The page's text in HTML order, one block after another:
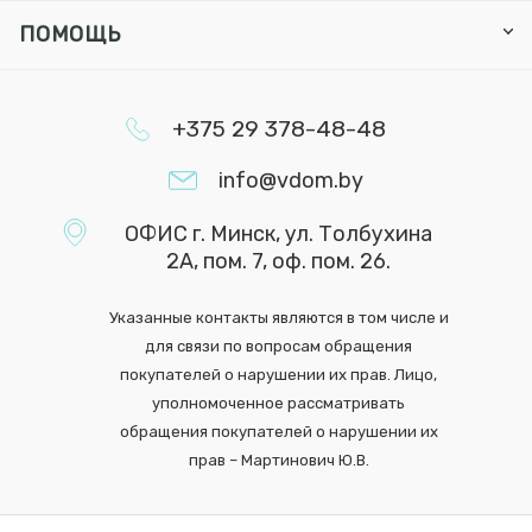
ПОМОЩЬ
+375 29 378-48-48
info@vdom.by
ОФИС г. Минск, ул. Толбухина
2А, пом. 7, оф. пом. 26.
Указанные контакты являются в том числе и
для связи по вопросам обращения
покупателей о нарушении их прав. Лицо,
уполномоченное рассматривать
обращения покупателей о нарушении их
прав – Мартинович Ю.В.